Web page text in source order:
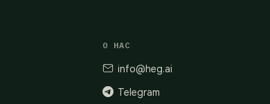
О НАС
info@heg.ai
Telegram